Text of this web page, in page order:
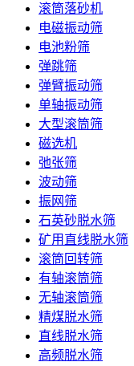
滚筒落砂机
电磁振动筛
电池粉筛
弹跳筛
弹臂振动筛
单轴振动筛
大型滚筒筛
磁选机
弛张筛
波动筛
振网筛
石英砂脱水筛
矿用直线脱水筛
滚筒回转筛
有轴滚筒筛
无轴滚筒筛
精煤脱水筛
直线脱水筛
高频脱水筛